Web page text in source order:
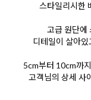
스타일리시한
고급 원단에
디테일이 살아
5cm부터 10cm까
고객님의 상세 사